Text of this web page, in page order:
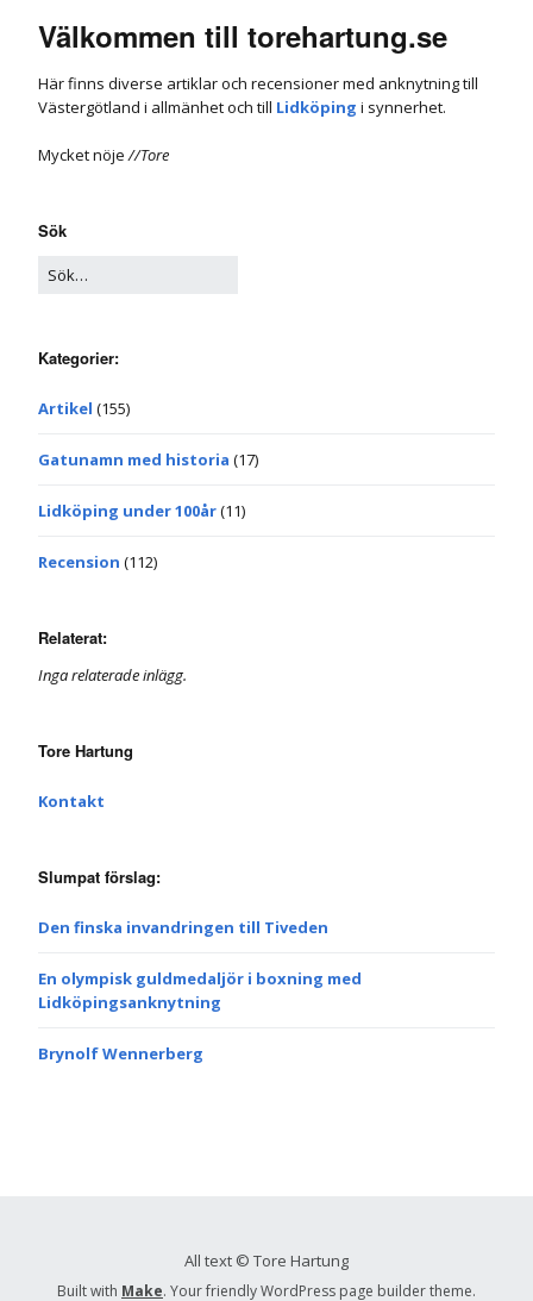
Välkommen till torehartung.se
Här finns diverse artiklar och recensioner med anknytning till
Västergötland i allmänhet och till Lidköping i synnerhet.
Mycket nöje//Tore
Sök
Kategorier:
Artikel (155)
Gatunamn med historia (17)
Lidköping under 100år(11)
Recension (112)
Relaterat:
Inga relaterade inlägg.
Tore Hartung
Kontakt
Slumpat förslag:
Den finska invandringen till Tiveden
En olympisk guldmedaljör i boxning med
Lidköpingsanknytning
Brynolf Wennerberg
All text © Tore Hartung
Built with Make. Your friendly WordPress page builder theme.